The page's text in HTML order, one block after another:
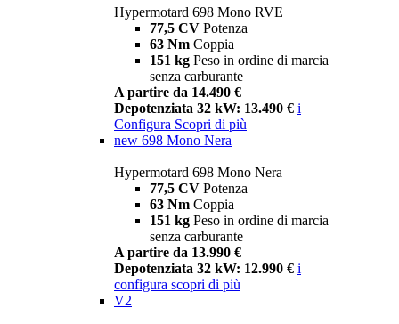
Hypermotard 698 Mono RVE
77,5 CV Potenza
63 Nm Coppia
151 kg Peso in ordine di marcia
senza carburante
A partire da 14.490 €
Depotenziata 32 kW: 13.490 € i
Configura Scopri di più
new 698 Mono Nera
Hypermotard 698 Mono Nera
77,5 CV Potenza
63 Nm Coppia
151 kg Peso in ordine di marcia
senza carburante
A partire da 13.990 €
Depotenziata 32 kW: 12.990 € i
configura scopri di più
V2